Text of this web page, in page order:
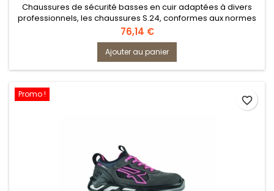
Chaussures de sécurité basses en cuir adaptées à divers
professionnels, les chaussures S.24, conformes aux normes
S3 SRC, se distinguent par leur robustesse et leur propriété
antidérapante. Polyvalentes, elles conviennent aussi bien à
une utilisation en extérieur qu'en intérieur. Disponibles en
modèle mixte, elles sont proposées dans les pointures
allant...
Prix
76,14 €
Ajouter au panier
Promo !
favorite_border